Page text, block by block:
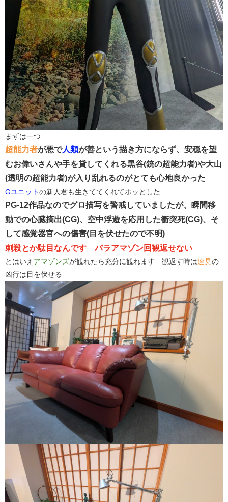
まずは一つ
超能力者が悪で人類が善という描き方にならず、安穏を望
むお偉いさんや手を貸してくれる黒谷(銃の超能力者)や大山
(透明の超能力者)が入り乱れるのがとても心地良かった
Gユニットの新人君も生きててくれてホッとした…
PG-12作品なのでグロ描写を警戒していましたが、瞬間移
動での心臓摘出(CG)、空中浮遊を応用した衝突死(CG)、そ
して感覚器官への傷害(目を伏せたので不明)
刺殺とか駄目なんです バラアマゾン回観返せない
とはいえ アマゾンズが観れたら充分に観れます 観返す時は速見の
凶行は目を伏せる